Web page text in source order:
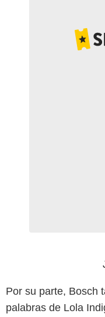
Por su parte, Bosch
palabras de Lola